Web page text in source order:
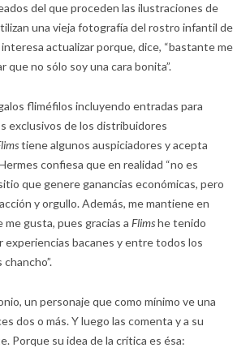
del que proceden las ilustraciones de
una vieja fotografía del rostro infantil de
actualizar porque, dice, “bastante me
que no sólo soy una cara bonita”.
fliméfilos incluyendo entradas para
exclusivos de los distribuidores
tiene algunos auspiciadores y acepta
confiesa que en realidad “no es
que genere ganancias económicas, pero
y orgullo. Además, me mantiene en
gusta, pues gracias a Flimshe tenido
experiencias bacanes y entre todos los
un personaje que como mínimo ve una
dos o más. Y luego las comenta y a su
Porque su idea de la crítica es ésa: